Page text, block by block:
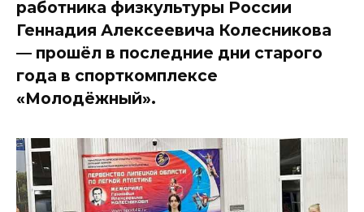
работника физкультуры России
Геннадия Алексеевича Колесникова
— прошёл в последние дни старого
года в спорткомплексе
«Молодёжный».